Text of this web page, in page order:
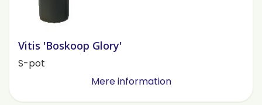
Vitis 'Boskoop Glory'
S-pot
Mere information